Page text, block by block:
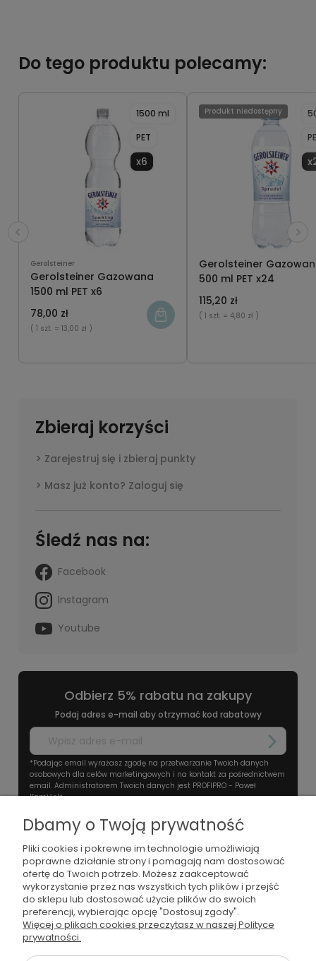
Do tego produktu polecamy:
Gerolsteiner
Gerolsteiner Gazowana
1500 ml PET x6
1500 ml
PET
x6
78,00 zł
( 1 szt. = 13,00 zł )
Gerolsteiner
500 ml PET x24
115,20 zł
( 1 szt. = 4,80 zł )
Produkt niedostępny
Zbieraj korzyści
Zarejestruj się i zbieraj punkty
Masz już konto? Zaloguj się
Śledź nas na:
Facebook
Instagram
Youtube
Odbierz 5% rabatu na zakupy
Podaj adres e-mail aby otrzymać kod rabatowy
*Podając email wyrażasz zgodę na przetwarzanie Twoich danych
osobowych dla celów marketingowych i na kontakt za pośrednictwem
email. Administratorem Twoich danych jest PROFIPRO - Paweł
Kamiński.
+48501674074
kontakt@wodamoda.pl
Dbamy o Twoją prywatność
Pliki cookies i pokrewne im technologie umożliwiają
poprawne działanie strony i pomagają nam dostosować
ofertę do Twoich potrzeb. Możesz zaakceptować
wykorzystanie przez nas wszystkich tych plików i przejść
do sklepu lub dostosować użycie plików do swoich
preferencji, wybierając opcję "Dostosuj zgody".
Więcej o plikach cookies przeczytasz w naszej Polityce
prywatności.